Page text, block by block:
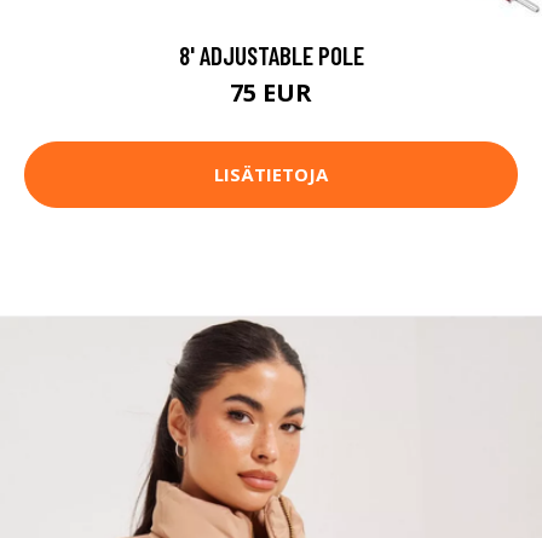
8' ADJUSTABLE POLE
75 EUR
LISÄTIETOJA